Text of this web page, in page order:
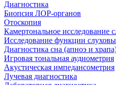
Диагностика
Биопсия ЛОР-органов
Отоскопия
Камертональное исследование
Исследование функции
Диагностика сна (апноэ и
Игровая тональная аудиометрия
Акустическая импедансометрия
Лучевая диагностика